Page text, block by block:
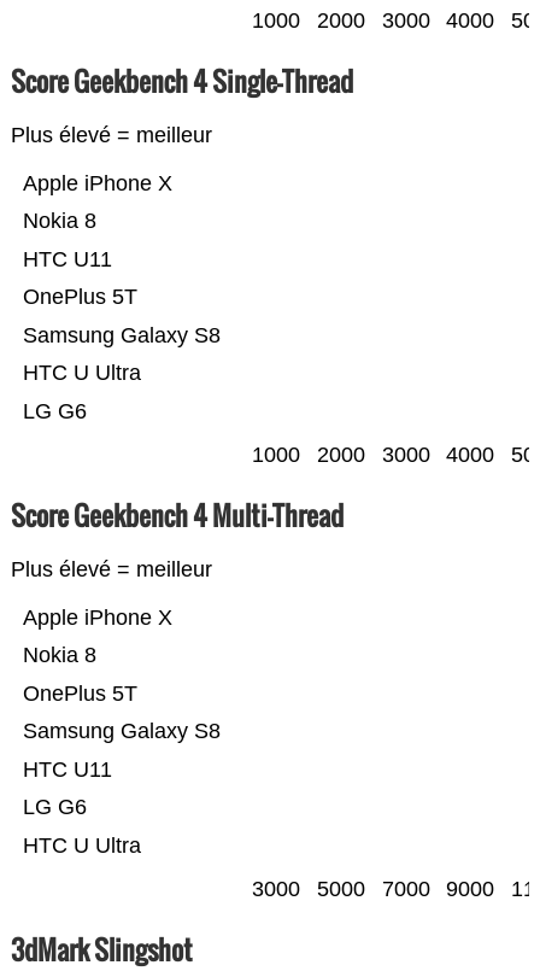
1000 2000 3000 4000
Score Geekbench 4 Single-Thread
Plus élevé = meilleur
LG G6
HTC U Ultra
Samsung Galaxy S8
OnePlus 5T
HTC U11
Nokia 8
Apple iPhone X
1000 2000 3000 4000
Score Geekbench 4 Multi-Thread
Plus élevé = meilleur
HTC U Ultra
LG G6
HTC U11
Samsung Galaxy S8
OnePlus 5T
Nokia 8
Apple iPhone X
3000 5000 7000 9000
3dMark Slingshot